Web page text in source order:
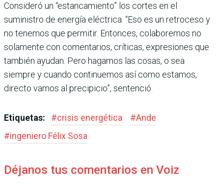
Consideró un “estanca­miento” los cortes en el
suministro de energía eléc­trica. “Eso es un retroceso y
no tenemos que permi­tir. Entonces, colaboremos no
solamente con comen­tarios, críticas, expresio­nes que
también ayudan. Pero hagamos las cosas, o sea
siempre y cuando conti­nuemos así como estamos,
directo vamos al precipicio”, sentenció.
Etiquetas: #crisis energética #Ande
#ingeniero Félix Sosa
Déjanos tus comentarios en Voiz